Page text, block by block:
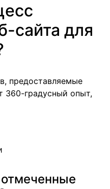
сайта для
предоставляемые
360-градусный опыт,